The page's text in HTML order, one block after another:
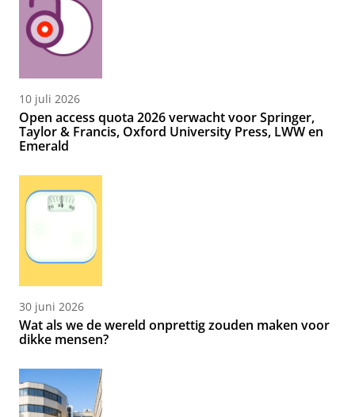
10 juli 2026
Open access quota 2026 verwacht voor Springer,
Taylor & Francis, Oxford University Press, LWW en
Emerald
30 juni 2026
Wat als we de wereld onprettig zouden maken voor
dikke mensen?